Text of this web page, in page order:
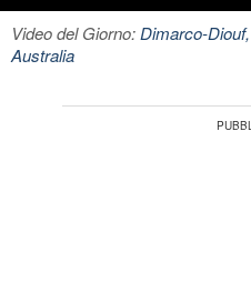
Video del Giorno:Dimarco-
Australia